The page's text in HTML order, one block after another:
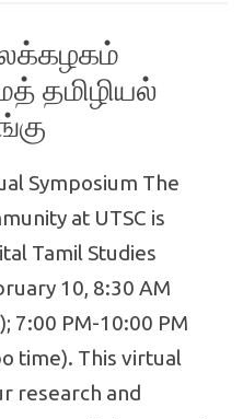
தமிழியல்
Symposium The
at UTSC is
Tamil Studies
10, 8:30 AM
7:00 PM-10:00 PM
time). This virtual
research and